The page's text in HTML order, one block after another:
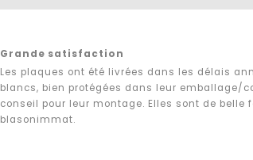
Grande satisfaction
Les plaques ont été livrées dans les délais
blancs, bien protégées dans leur emballage/
conseil pour leur montage. Elles sont de belle
blasonimmat.